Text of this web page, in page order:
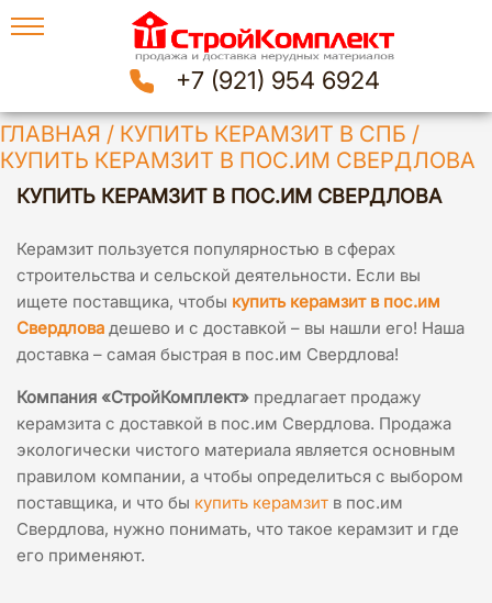
+7 (921) 954 6924
ГЛАВНАЯ / КУПИТЬ КЕРАМЗИТ В СПБ /
КУПИТЬ КЕРАМЗИТ В ПОС.ИМ СВЕРДЛОВА
КУПИТЬ КЕРАМЗИТ В ПОС.ИМ СВЕРДЛОВА
Керамзит пользуется популярностью в сферах
строительства и сельской деятельности. Если вы
ищете поставщика, чтобы купить керамзит в пос.им
Свердлова дешево и с доставкой – вы нашли его! Наша
доставка – самая быстрая в пос.им Свердлова!
Компания «СтройКомплект» предлагает продажу
керамзита с доставкой в пос.им Свердлова. Продажа
экологически чистого материала является основным
правилом компании, а чтобы определиться с выбором
поставщика, и что бы купить керамзит в пос.им
Свердлова, нужно понимать, что такое керамзит и где
его применяют.